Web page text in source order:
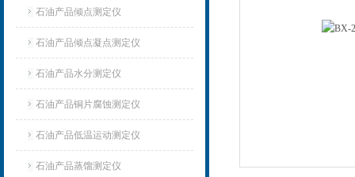
石油产品倾点测定仪
石油产品倾点凝点测定仪
石油产品水分测定仪
石油产品铜片腐蚀测定仪
石油产品低温运动测定仪
石油产品蒸馏测定仪